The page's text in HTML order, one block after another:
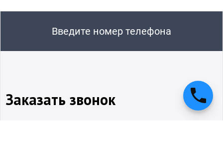
Введите номер телефона
Заказать звонок